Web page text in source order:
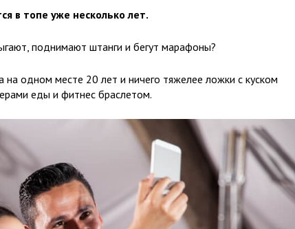
в топе уже несколько лет.
поднимают штанги и бегут марафоны?
на одном месте 20 лет и ничего тяжелее ложки с куском
еды и фитнес браслетом.